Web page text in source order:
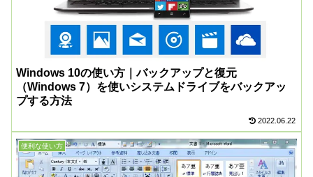
Windows 10の使い方｜バックアップと復元
（Windows 7）を使いシステムドライブをバックアッ
プする方法
2022.06.22
便利な使い方